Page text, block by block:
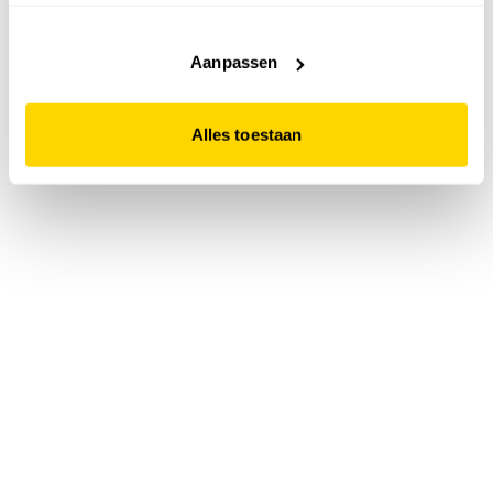
website niet optimaal functioneert.
Aanpassen
Alles toestaan